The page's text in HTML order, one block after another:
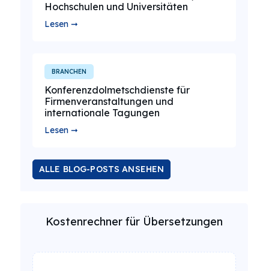
Hochschulen und Universitäten
Lesen ➞
BRANCHEN
Konferenzdolmetschdienste für
Firmenveranstaltungen und
internationale Tagungen
Lesen ➞
ALLE BLOG-POSTS ANSEHEN
Kostenrechner für Übersetzungen